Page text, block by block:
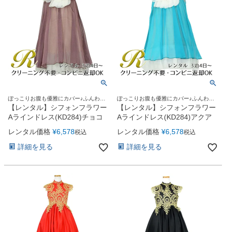
ぽっこりお腹も優雅にカバー♪ふんわり
優しいシフォンドレス
【レンタル】シフォンフラワー
Aラインドレス(KD284)チョコ
レンタル価格 ¥6,578税込
詳細を見る
ぽっこりお腹も優雅にカバー♪ふんわり
優しいシフォンドレス
【レンタル】シフォンフラワー
Aラインドレス(KD284)アクア
レンタル価格 ¥6,578税込
詳細を見る